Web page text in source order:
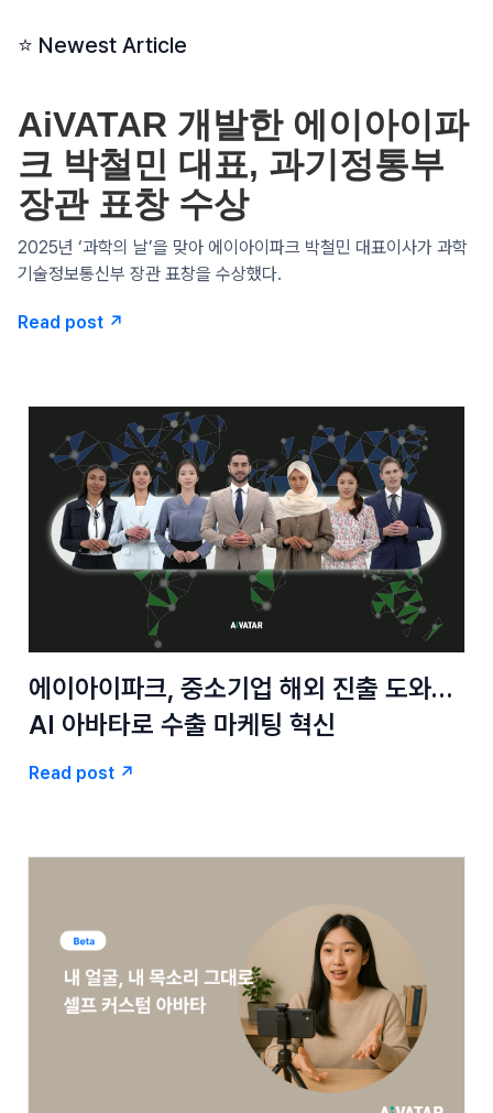
⭐ Newest Article
AiVATAR 개발한 에이아이파
크 박철민 대표, 과기정통부
장관 표창 수상
2025년 ‘과학의 날’을 맞아 에이아이파크 박철민 대표이사가 과학
기술정보통신부 장관 표창을 수상했다.
Read post ↗
에이아이파크, 중소기업 해외 진출 도와…
AI 아바타로 수출 마케팅 혁신
Read post ↗